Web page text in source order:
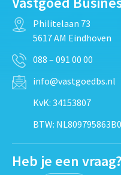
Philitelaan 73
5617 AM Eindhoven
088 – 091 00 00
info@vastgoedbs.nl
KvK: 34153807
BTW:
Heb je een vraag?